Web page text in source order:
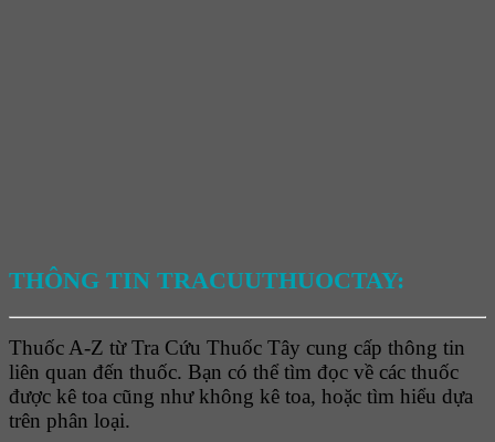
THÔNG TIN TRACUUTHUOCTAY:
Thuốc A-Z từ Tra Cứu Thuốc Tây cung cấp thông tin
liên quan đến thuốc. Bạn có thể tìm đọc về các thuốc
được kê toa cũng như không kê toa, hoặc tìm hiểu dựa
trên phân loại.